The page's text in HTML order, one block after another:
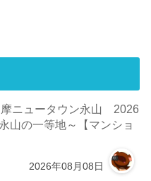
ニュータウン永山 2026
山の一等地～【マンショ
2026年08月08日